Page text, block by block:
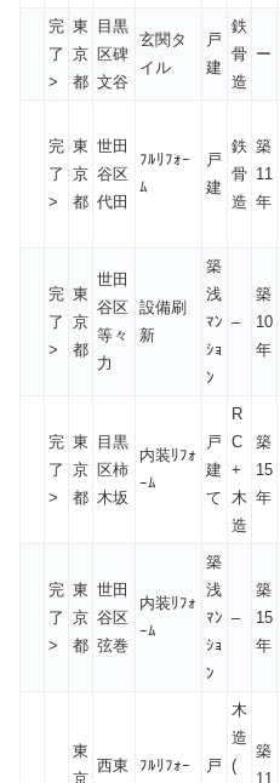
完
了
>
東
京
都
目黒
区碑
文谷
玄関タ
イル
戸
建
鉄
骨
造
ー
完
了
>
東
京
都
世田
谷区
代田
ﾌﾙﾘﾌｫｰ
ﾑ
戸
建
鉄
骨
造
築
11
年
完
了
>
東
京
都
世田
谷区
等々
力
設備刷
新
築
浅
ﾏﾝ
ｼｮ
ﾝ
–
築
10
年
完
了
>
東
京
都
目黒
区柿
木坂
内装ﾘﾌｫ
ｰﾑ
戸
建
て
R
C
+
木
造
築
15
年
完
了
>
東
京
都
世田
谷区
弦巻
内装ﾘﾌｫ
ｰﾑ
築
浅
ﾏﾝ
ｼｮ
ﾝ
–
築
15
年
東
京
西東 ﾌﾙﾘﾌｫｰ 戸
木
造
(
築
11